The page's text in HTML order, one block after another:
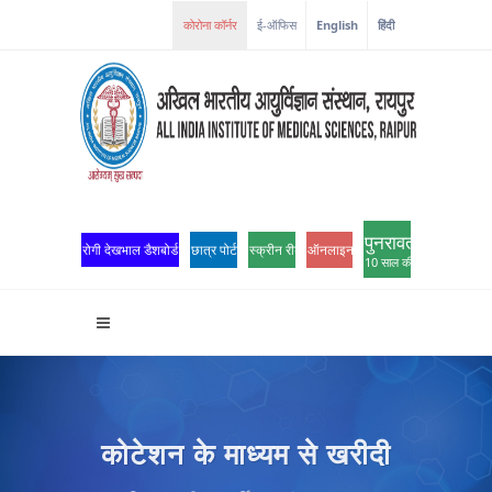
कोरोना कॉर्नर ई-ऑफिस English हिंदी
रोगी देखभाल डैशबोर्ड छात्र पोर्टल स्क्रीन रीडर एक्सेसऑनलाइन ओपीडी पंजीकरण
पुनरावर्तन
10 साल की उत्कृष्टता
कोटेशन के माध्यम से खरीदी